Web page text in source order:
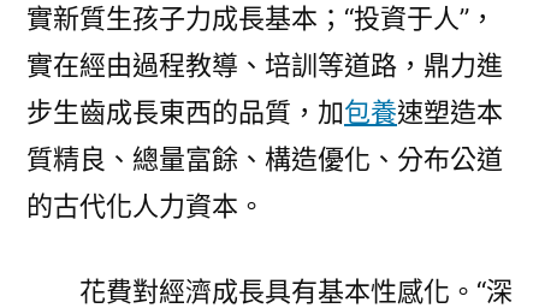
實新質生孩子力成長基本；“投資于人”，
實在經由過程教導、培訓等道路，鼎力進
步生齒成長東西的品質，加包養速塑造本
質精良、總量富餘、構造優化、分布公道
的古代化人力資本。
花費對經濟成長具有基本性感化。“深